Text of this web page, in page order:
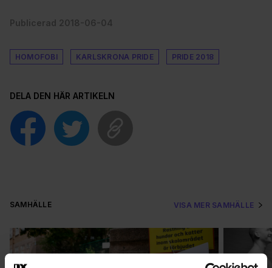
Publicerad 2018-06-04
HOMOFOBI KARLSKRONA PRIDE PRIDE 2018
DELA DEN HÄR ARTIKELN
SAMHÄLLE VISA MER SAMHÄLLE